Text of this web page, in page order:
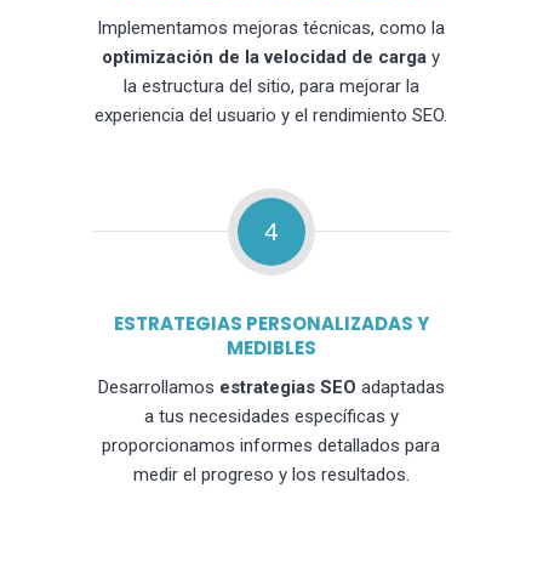
Implementamos mejoras técnicas, como la
optimización de la velocidad de carga y
la estructura del sitio, para mejorar la
experiencia del usuario y el rendimiento SEO.
4
ESTRATEGIAS PERSONALIZADAS Y
MEDIBLES
Desarrollamos estrategias SEO adaptadas
a tus necesidades específicas y
proporcionamos informes detallados para
medir el progreso y los resultados.